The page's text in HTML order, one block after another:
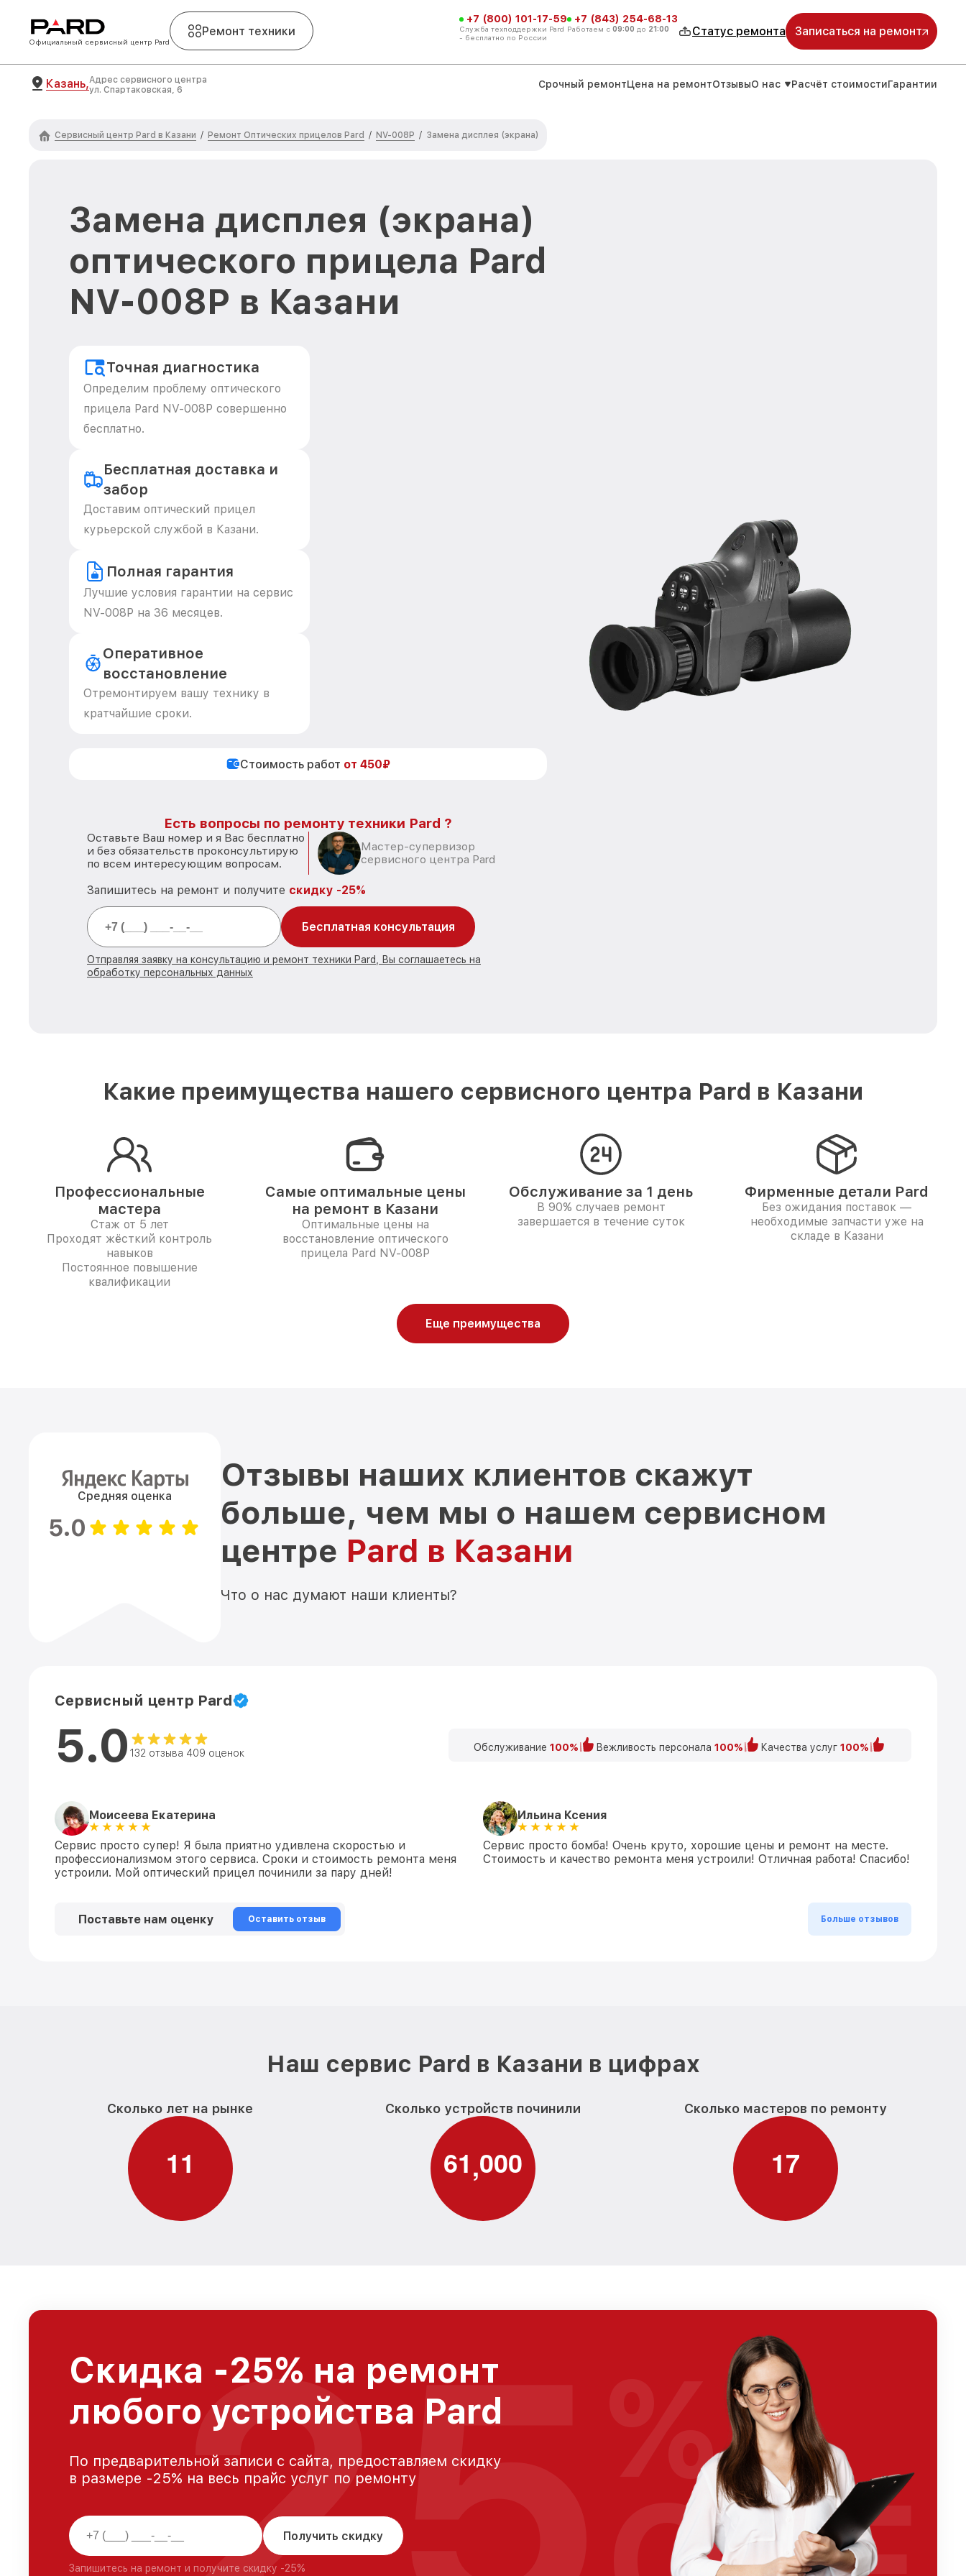
Официальный сервисный центр Pard
Ремонт техники
+7 (800) 101-17-59
Служба техподдержки Pard
- бесплатно по России
+7 (843) 254-68-13
Работаем с 09:00 до 21:00 Статус ремонта Записаться на ремонт
Казань,Адрес сервисного центра
ул. Спартаковская, 6
Срочный ремонтЦена на ремонтОтзывыО нас Расчёт стоимостиГарантии
Сервисный центр Pard в Казани / Ремонт Оптических прицелов Pard / NV-008P / Замена дисплея (экрана)
Замена дисплея (экрана)
оптического прицела Pard
NV-008P в Казани
Точная диагностика
Определим проблему оптического
прицела Pard NV-008P совершенно
бесплатно.
Бесплатная доставка и
забор
Доставим оптический прицел
курьерской службой в Казани.
Полная гарантия
Лучшие условия гарантии на сервис
NV-008P на 36 месяцев.
Оперативное
восстановление
Отремонтируем вашу технику в
кратчайшие сроки.
Стоимость работ от 450₽
Есть вопросы по ремонту техники Pard ?
Оставьте Ваш номер и я Вас бесплатно
и без обязательств проконсультирую
по всем интересующим вопросам.
Мастер-супервизор
сервисного центра Pard
Запишитесь на ремонт и получите скидку -25%
Бесплатная консультация
Отправляя заявку на консультацию и ремонт техники Pard, Вы соглашаетесь на
обработку персональных данных
Какие преимущества нашего сервисного центра Pard в Казани
Профессиональные
мастера
Стаж от 5 лет
Проходят жёсткий контроль
навыков
Постоянное повышение
квалификации
Самые оптимальные цены
на ремонт в Казани
Оптимальные цены на
восстановление оптического
прицела Pard NV-008P
Обслуживание за 1 день
В 90% случаев ремонт
завершается в течение суток
Фирменные детали Pard
Без ожидания поставок —
необходимые запчасти уже на
складе в Казани
Еще преимущества
Средняя оценка
5.0
Отзывы наших клиентов скажут
больше, чем мы о нашем сервисном
центре Pard в Казани
Что о нас думают наши клиенты?
Сервисный центр Pard
5.0 132 отзыва 409 оценок Обслуживание 100% Вежливость персонала 100% Качества услуг 100%
Моисеева Екатерина
Сервис просто супер! Я была приятно удивлена скоростью и
профессионализмом этого сервиса. Сроки и стоимость ремонта меня
устроили. Мой оптический прицел починили за пару дней!
Ильина Ксения
Сервис просто бомба! Очень круто, хорошие цены и ремонт на месте.
Стоимость и качество ремонта меня устроили! Отличная работа! Спасибо!
Поставьте нам оценку Оставить отзыв Больше отзывов
Наш сервис Pard в Казани в цифрах
Сколько лет на рынке
11
Сколько устройств починили
61,000
Сколько мастеров по ремонту
17
Скидка -25% на ремонт
любого устройства Pard
По предварительной записи с сайта, предоставляем скидку
в размере -25% на весь прайс услуг по ремонту
Получить скидку
Запишитесь на ремонт и получите скидку -25%
%